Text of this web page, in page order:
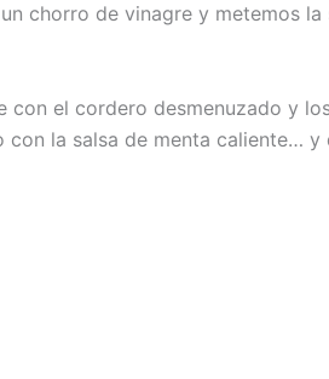
chorro de vinagre y metemos la
con el cordero desmenuzado y
la salsa de menta caliente… y